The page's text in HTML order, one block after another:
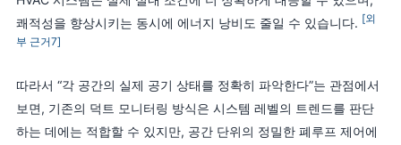
쾌적성을 향상시키는 동시에 에너지 낭비도 줄일 수 있습니다. [외
부 근거7]
따라서 “각 공간의 실제 공기 상태를 정확히 파악한다”는 관점에서
보면, 기존의 덕트 모니터링 방식은 시스템 레벨의 트렌드를 판단
하는 데에는 적합할 수 있지만, 공간 단위의 정밀한 폐루프 제어에